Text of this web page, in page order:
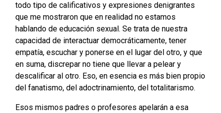
todo tipo de calificativos y expresiones denigrantes
que me mostraron que en realidad no estamos
hablando de educación sexual. Se trata de nuestra
capacidad de interactuar democráticamente, tener
empatía, escuchar y ponerse en el lugar del otro, y que
en suma, discrepar no tiene que llevar a pelear y
descalificar al otro. Eso, en esencia es más bien propio
del fanatismo, del adoctrinamiento, del totalitarismo.
Esos mismos padres o profesores apelarán a esa